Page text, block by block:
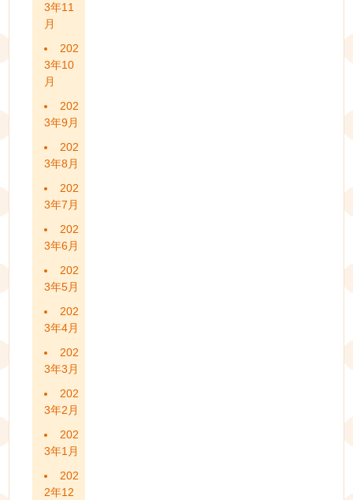
3年11
月
202
3年10
月
202
3年9月
202
3年8月
202
3年7月
202
3年6月
202
3年5月
202
3年4月
202
3年3月
202
3年2月
202
3年1月
202
2年12